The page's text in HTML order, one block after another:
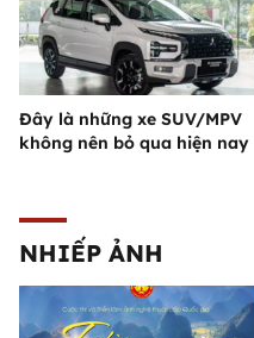
Đây là những xe SUV/MPV
không nên bỏ qua hiện nay
NHIẾP ẢNH